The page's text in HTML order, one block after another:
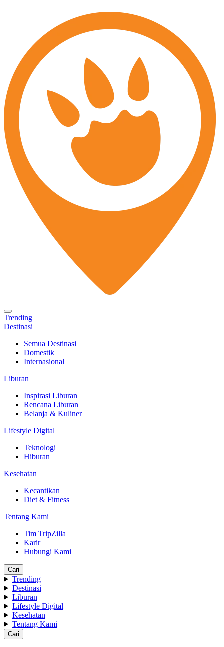
Trending
Destinasi
Semua Destinasi
Domestik
Internasional
Liburan
Inspirasi Liburan
Rencana Liburan
Belanja & Kuliner
Lifestyle Digital
Teknologi
Hiburan
Kesehatan
Kecantikan
Diet & Fitness
Tentang Kami
Tim TripZilla
Karir
Hubungi Kami
Cari
Trending
Destinasi
Liburan
Lifestyle Digital
Kesehatan
Tentang Kami
Cari